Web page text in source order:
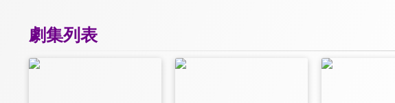
劇集列表